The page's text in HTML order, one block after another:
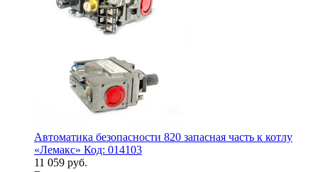
Автоматика безопасности 820 запасная часть к котлу
«Лемакс» Код: 014103
11 059 руб.